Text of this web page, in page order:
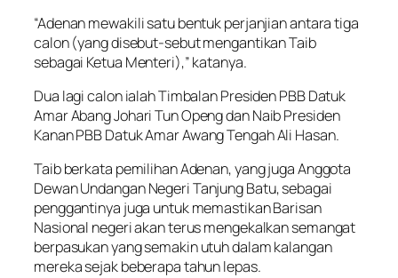
“Adenan mewakili satu bentuk perjanjian antara tiga
calon (yang disebut-sebut mengantikan Taib
sebagai Ketua Menteri),” katanya.
Dua lagi calon ialah Timbalan Presiden PBB Datuk
Amar Abang Johari Tun Openg dan Naib Presiden
Kanan PBB Datuk Amar Awang Tengah Ali Hasan.
Taib berkata pemilihan Adenan, yang juga Anggota
Dewan Undangan Negeri Tanjung Batu, sebagai
penggantinya juga untuk memastikan Barisan
Nasional negeri akan terus mengekalkan semangat
berpasukan yang semakin utuh dalam kalangan
mereka sejak beberapa tahun lepas.